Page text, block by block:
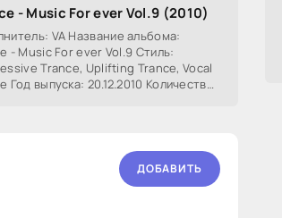
- Music For ever Vol.9 (2010)
VA Название альбома:
- Music For ever Vol.9 Стиль:
Trance, Uplifting Trance, Vocal
Год выпуска: 20.12.2010 Количество
ДОБАВИТЬ